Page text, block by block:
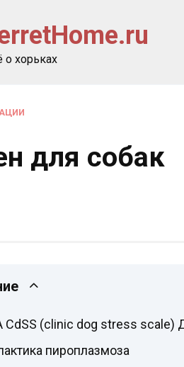
о хорьках
для собак
(сlinic dog stress
пироплазмоза